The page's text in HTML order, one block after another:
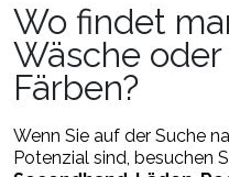
Wo findet
Wäsche
Färben?
Wenn Sie auf der Suche
Potenzial sind, besuchen